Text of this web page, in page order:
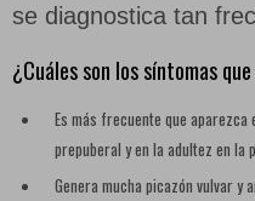
se diagnostica tan
¿Cuáles son los síntomas
Es más frecuente que aparezca
prepuberal y en la adultez en la
Genera mucha picazón vulvar